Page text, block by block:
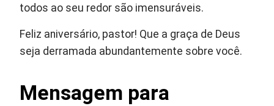
todos ao seu redor são imensuráveis.
Feliz aniversário, pastor! Que a graça de Deus
seja derramada abundantemente sobre você.
Mensagem para